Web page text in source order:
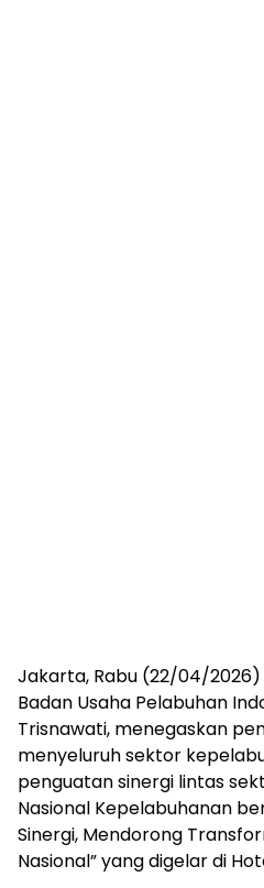
Jakarta, Rabu (22/04/2026)
Badan Usaha Pelabuhan
Trisnawati, menegaskan
menyeluruh sektor
penguatan sinergi lintas
Nasional Kepelabuhanan
Sinergi, Mendorong
Nasional” yang digelar di